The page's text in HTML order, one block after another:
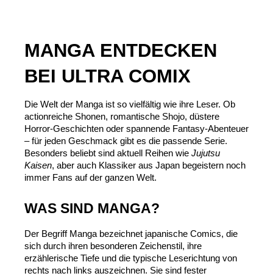
MANGA ENTDECKEN
BEI ULTRA COMIX
Die Welt der Manga ist so vielfältig wie ihre Leser. Ob
actionreiche Shonen, romantische Shojo, düstere
Horror-Geschichten oder spannende Fantasy-Abenteuer
– für jeden Geschmack gibt es die passende Serie.
Besonders beliebt sind aktuell Reihen wie Jujutsu
Kaisen, aber auch Klassiker aus Japan begeistern noch
immer Fans auf der ganzen Welt.
WAS SIND MANGA?
Der Begriff Manga bezeichnet japanische Comics, die
sich durch ihren besonderen Zeichenstil, ihre
erzählerische Tiefe und die typische Leserichtung von
rechts nach links auszeichnen. Sie sind fester